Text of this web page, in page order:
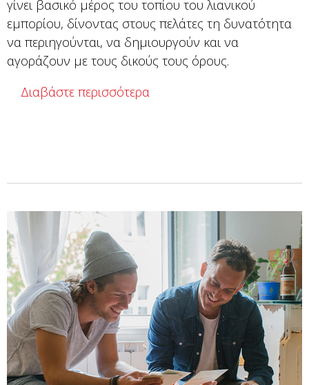
γίνει βασικό μέρος του τοπίου του λιανικού
εμπορίου, δίνοντας στους πελάτες τη δυνατότητα
να περιηγούνται, να δημιουργούν και να
αγοράζουν με τους δικούς τους όρους.
Διαβάστε περισσότερα